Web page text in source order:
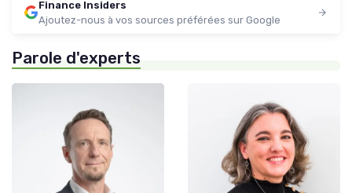
Finance Insiders
Ajoutez-nous à vos sources préférées sur Google
Parole d'experts